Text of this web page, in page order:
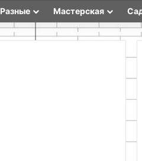
Разные Мастерская